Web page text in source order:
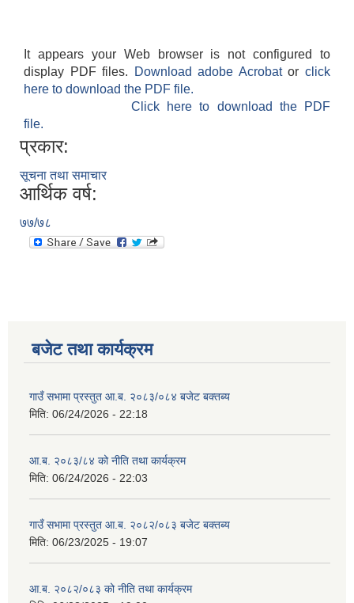
It appears your Web browser is not configured to
display PDF files.
Download adobe Acrobatorclick
here to download the PDF file.
Click here to download the PDF
file.
प्रकार:
सूचना तथा समाचार
आर्थिक वर्ष:
७७/७८
बजेट तथा कार्यक्रम
गाउँ सभामा प्रस्तुत आ.ब. २०८३/०८४ बजेट बक्तब्य
मिति: 06/24/2026 - 22:18
आ.ब. २०८३/८४ को नीति तथा कार्यक्रम
मिति: 06/24/2026 - 22:03
गाउँ सभामा प्रस्तुत आ.ब. २०८२/०८३ बजेट बक्तब्य
मिति: 06/23/2025 - 19:07
आ.ब. २०८२/०८३ को नीति तथा कार्यक्रम